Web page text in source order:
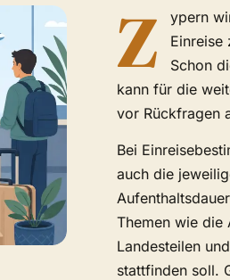
Z
ypern
Einreise
Schon
kann für die
vor Rückfragen
Bei
auch die
Themen wie die
Landesteilen
stattfinden soll.